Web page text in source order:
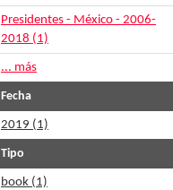
Presidentes - México - 2006-
2018 (1)
... más
Fecha
2019 (1)
Tipo
book (1)